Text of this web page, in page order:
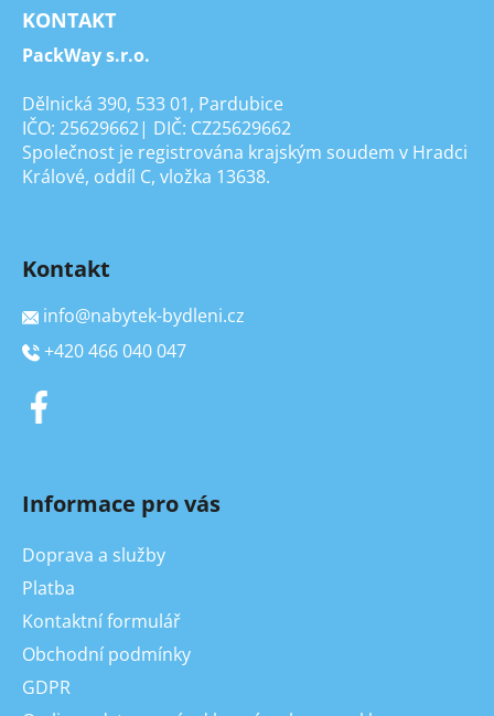
KONTAKT
PackWay s.r.o.
Dělnická 390, 533 01, Pardubice
IČO: 25629662| DIČ: CZ25629662
Společnost je registrována krajským soudem v Hradci
Králové, oddíl C, vložka 13638.
Kontakt
info@nabytek-bydleni.cz
+420 466 040 047
Informace pro vás
Doprava a služby
Platba
Kontaktní formulář
Obchodní podmínky
GDPR